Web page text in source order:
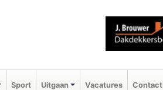
Sport Uitgaan Vacatures Contact